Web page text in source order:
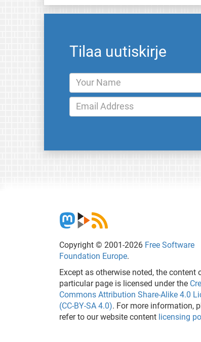
Tilaa uutiskirje
Copyright © 2001-2026 Free Software
Foundation Europe.
Except as otherwise noted, the content
particular page is licensed under the
Commons Attribution Share-Alike 4.0
(CC-BY-SA 4.0). For more information,
refer to our website content licensing